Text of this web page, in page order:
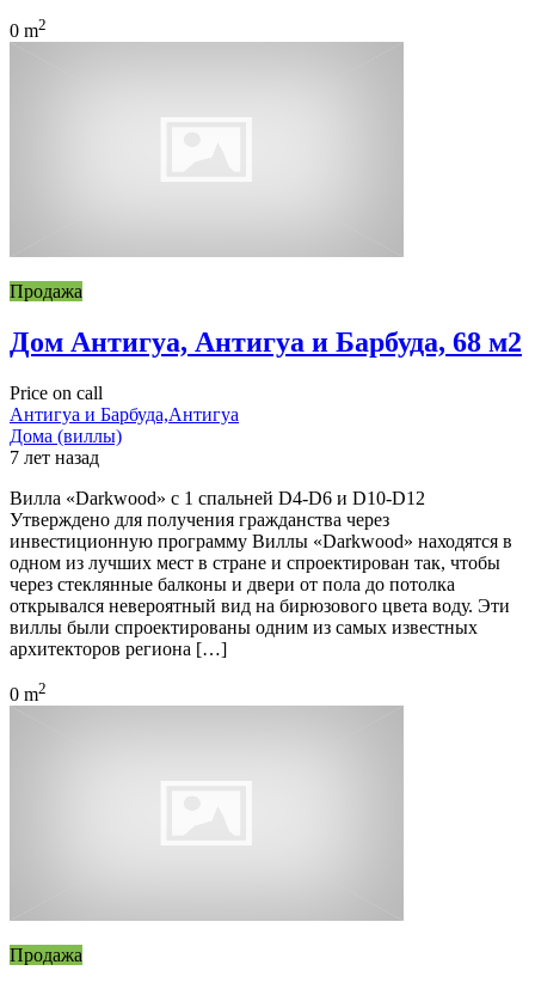
0 m2
Продажа
Дом Антигуа, Антигуа и Барбуда, 68 м2
Price on call
Антигуа и Барбуда,Антигуа
Дома (виллы)
7 лет назад
Вилла «Darkwood» с 1 спальней D4-D6 и D10-D12
Утверждено для получения гражданства через
инвестиционную программу Виллы «Darkwood» находятся в
одном из лучших мест в стране и спроектирован так, чтобы
через стеклянные балконы и двери от пола до потолка
открывался невероятный вид на бирюзового цвета воду. Эти
виллы были спроектированы одним из самых известных
архитекторов региона […]
0 m2
Продажа